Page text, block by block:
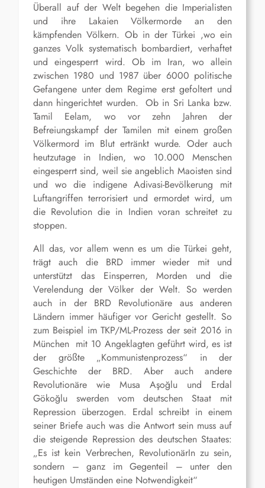
Überall auf der Welt begehen die Imperialisten
und ihre Lakaien Völkermorde an den
kämpfenden Völkern. Ob in der Türkei ,wo ein
ganzes Volk systematisch bombardiert, verhaftet
und eingesperrt wird. Ob im Iran, wo allein
zwischen 1980 und 1987 über 6000 politische
Gefangene unter dem Regime erst gefoltert und
dann hingerichtet wurden. Ob in Sri Lanka bzw.
Tamil Eelam, wo vor zehn Jahren der
Befreiungskampf der Tamilen mit einem großen
Völkermord im Blut ertränkt wurde. Oder auch
heutzutage in Indien, wo 10.000 Menschen
eingesperrt sind, weil sie angeblich Maoisten sind
und wo die indigene Adivasi-Bevölkerung mit
Luftangriffen terrorisiert und ermordet wird, um
die Revolution die in Indien voran schreitet zu
stoppen.
All das, vor allem wenn es um die Türkei geht,
trägt auch die BRD immer wieder mit und
unterstützt das Einsperren, Morden und die
Verelendung der Völker der Welt. So werden
auch in der BRD Revolutionäre aus anderen
Ländern immer häufiger vor Gericht gestellt. So
zum Beispiel im TKP/ML-Prozess der seit 2016 in
München mit 10 Angeklagten geführt wird, es ist
der größte „Kommunistenprozess“ in der
Geschichte der BRD. Aber auch andere
Revolutionäre wie Musa Aşoğlu und Erdal
Gökoğlu swerden vom deutschen Staat mit
Repression überzogen. Erdal schreibt in einem
seiner Briefe auch was die Antwort sein muss auf
die steigende Repression des deutschen Staates:
„Es ist kein Verbrechen, RevolutionärIn zu sein,
sondern – ganz im Gegenteil – unter den
heutigen Umständen eine Notwendigkeit“